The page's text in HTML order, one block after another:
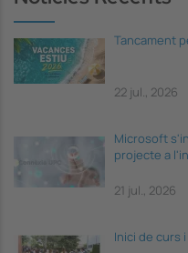
Tancament
22 jul., 2026
Microsoft
projecte a
21 jul., 2026
Inici de curs